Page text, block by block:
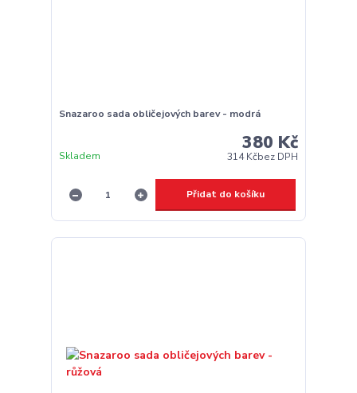
Snazaroo sada obličejových barev - modrá
380 Kč
314 Kčbez DPH
Skladem
Přidat do košíku